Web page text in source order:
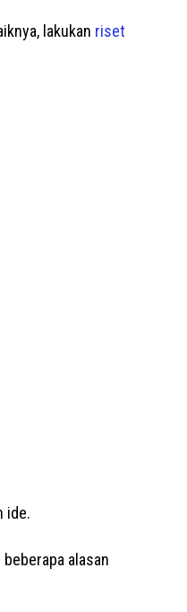
lakukan riset
ide.
alasan